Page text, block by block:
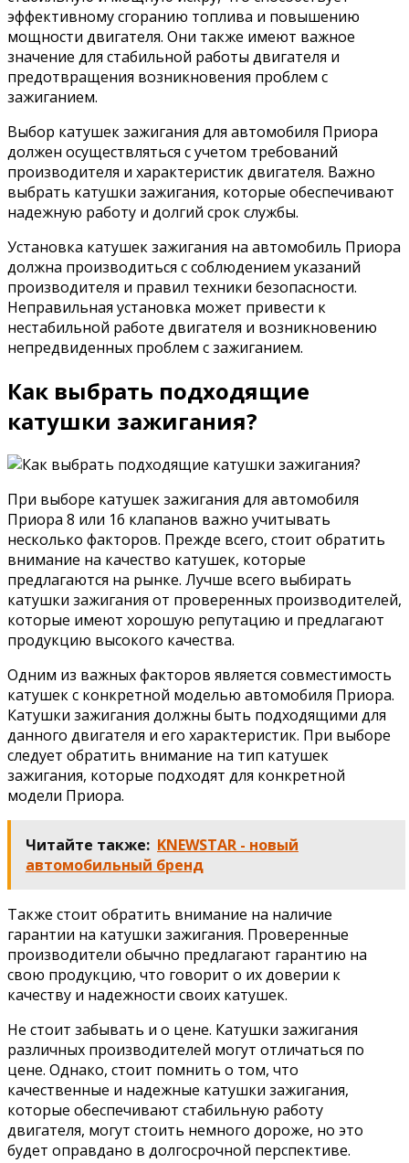
эффективному сгоранию топлива и повышению
мощности двигателя. Они также имеют важное
значение для стабильной работы двигателя и
предотвращения возникновения проблем с
зажиганием.
Выбор катушек зажигания для автомобиля Приора
должен осуществляться с учетом требований
производителя и характеристик двигателя. Важно
выбрать катушки зажигания, которые обеспечивают
надежную работу и долгий срок службы.
Установка катушек зажигания на автомобиль Приора
должна производиться с соблюдением указаний
производителя и правил техники безопасности.
Неправильная установка может привести к
нестабильной работе двигателя и возникновению
непредвиденных проблем с зажиганием.
Как выбрать подходящие
катушки зажигания?
При выборе катушек зажигания для автомобиля
Приора 8 или 16 клапанов важно учитывать
несколько факторов. Прежде всего, стоит обратить
внимание на качество катушек, которые
предлагаются на рынке. Лучше всего выбирать
катушки зажигания от проверенных производителей,
которые имеют хорошую репутацию и предлагают
продукцию высокого качества.
Одним из важных факторов является совместимость
катушек с конкретной моделью автомобиля Приора.
Катушки зажигания должны быть подходящими для
данного двигателя и его характеристик. При выборе
следует обратить внимание на тип катушек
зажигания, которые подходят для конкретной
модели Приора.
Читайте также: KNEWSTAR - новый
автомобильный бренд
Также стоит обратить внимание на наличие
гарантии на катушки зажигания. Проверенные
производители обычно предлагают гарантию на
свою продукцию, что говорит о их доверии к
качеству и надежности своих катушек.
Не стоит забывать и о цене. Катушки зажигания
различных производителей могут отличаться по
цене. Однако, стоит помнить о том, что
качественные и надежные катушки зажигания,
которые обеспечивают стабильную работу
двигателя, могут стоить немного дороже, но это
будет оправдано в долгосрочной перспективе.